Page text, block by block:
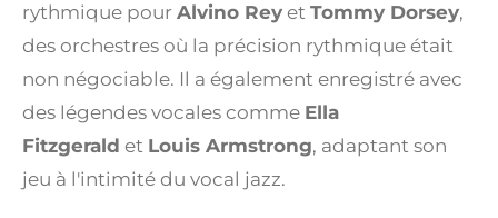
rythmique pour Alvino Rey et Tommy Dorsey,
des orchestres où la précision rythmique était
non négociable. Il a également enregistré avec
des légendes vocales comme Ella
Fitzgerald et Louis Armstrong, adaptant son
jeu à l'intimité du vocal jazz.